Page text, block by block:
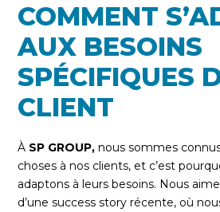
COMMENT
AUX BESOINS
SPÉCIFIQUES
CLIENT
À SP GROUP,nous sommes
choses à nos clients, et c’est
adaptons à leurs besoins. Nous
d’une success story récente, où